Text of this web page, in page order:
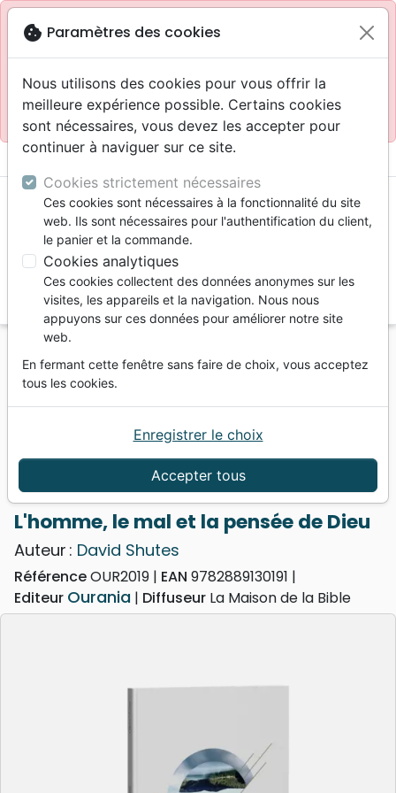
blockSite réservé aux professionnels
Accès pour les professionnels : Se connecter
Site pour le grand public : La Maison de la Bible
menu
Vous ne pouvez pas créer de nouvelle commande
depuis votre pays (United States).
Evangelisation
Livres d'évangélisation
Homme, le mal et la pensée de Dieu (L')
L'homme, le mal et la pensée de Dieu
Auteur : David Shutes
RéférenceOUR2019 EAN 9782889130191
Editeur Ourania Diffuseur La Maison de la Bible
cookie Paramètres des cookies
Nous utilisons des cookies pour vous offrir la
meilleure expérience possible. Certains cookies
sont nécessaires, vous devez les accepter pour
continuer à naviguer sur ce site.
Cookies strictement nécessaires
Ces cookies sont nécessaires à la fonctionnalité du site
web. Ils sont nécessaires pour l'authentification du client,
le panier et la commande.
Cookies analytiques
Ces cookies collectent des données anonymes sur les
visites, les appareils et la navigation. Nous nous
appuyons sur ces données pour améliorer notre site
web.
En fermant cette fenêtre sans faire de choix, vous acceptez
tous les cookies.
Accepter tous
Enregistrer le choix